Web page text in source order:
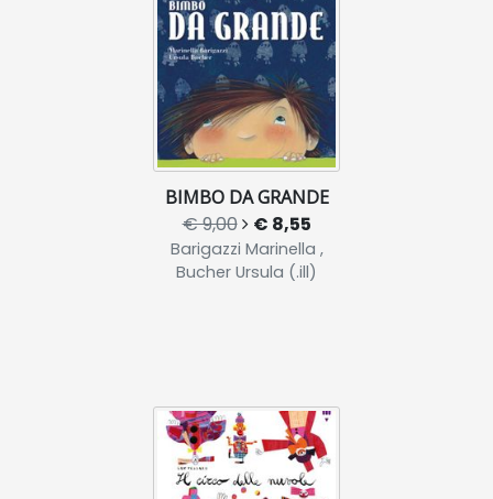
BIMBO DA GRANDE
€ 9,00 € 8,55
Barigazzi Marinella ,
Bucher Ursula (.ill)